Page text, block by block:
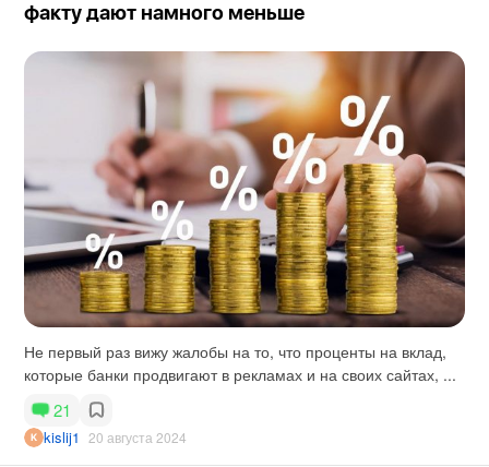
факту дают намного меньше
Не первый раз вижу жалобы на то, что проценты на вклад,
которые банки продвигают в рекламах и на своих сайтах, ...
21
kislij1 20 августа 2024